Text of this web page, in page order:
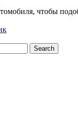
чтобы